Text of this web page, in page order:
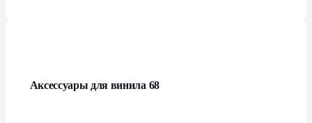
Аксессуары для винила 68